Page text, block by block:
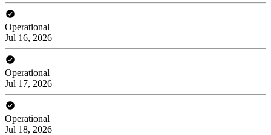
Operational
Jul 16, 2026
Operational
Jul 17, 2026
Operational
Jul 18, 2026